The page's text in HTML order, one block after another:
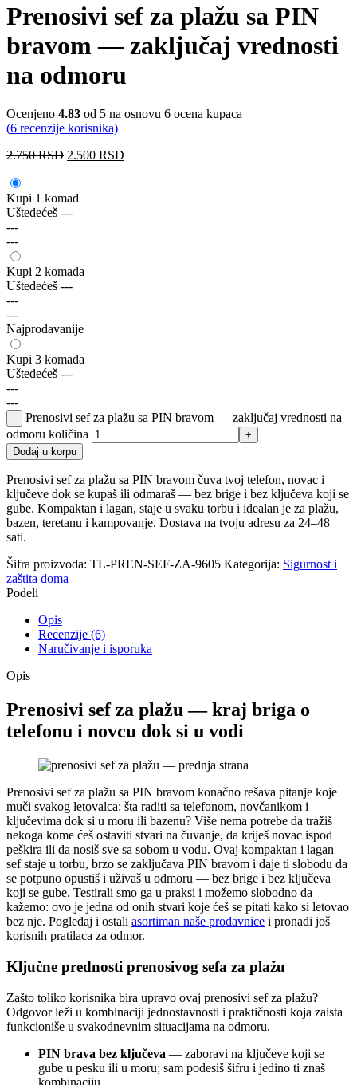
Prenosivi sef za plažu sa PIN
bravom — zaključaj vrednosti
na odmoru
Ocenjeno 4.83 od 5 na osnovu 6 ocena kupaca
(6 recenzije korisnika)
2.750RSD 2.500 RSD
Kupi 1 komad
Uštedećeš ---
---
---
Kupi 2 komada
Uštedećeš ---
---
---
Najprodavanije
Kupi 3 komada
Uštedećeš ---
---
---
Prenosivi sef za plažu sa PIN bravom — zaključaj vrednosti na
odmoru količina
Dodaj u korpu
Prenosivi sef za plažu sa PIN bravom čuva tvoj telefon, novac i
ključeve dok se kupаš ili odmаraš — bez brige i bez ključeva koji se
gube. Kompaktan i lagan, staje u svaku torbu i idealan je za plažu,
bazen, teretanu i kampovanje. Dostava na tvoju adresu za 24–48
sati.
Šifra proizvoda: TL-PREN-SEF-ZA-9605 Kategorija: Sigurnost i
zaštita doma
Podeli
Opis
Recenzije (6)
Naručivanje i isporuka
Opis
Prenosivi sef za plažu — kraj briga o
telefonu i novcu dok si u vodi
Prenosivi sef za plažu sa PIN bravom konačno rešava pitanje koje
muči svakog letovalca: šta raditi sa telefonom, novčanikom i
ključevima dok si u moru ili bazenu? Više nema potrebe da tražiš
nekoga kome ćeš ostaviti stvari na čuvanje, da kriješ novac ispod
peškira ili da nosiš sve sa sobom u vodu. Ovaj kompaktan i lagan
sef staje u torbu, brzo se zaključava PIN bravom i daje ti slobodu da
se potpuno opustiš i uživaš u odmoru — bez brige i bez ključeva
koji se gube. Testirali smo ga u praksi i možemo slobodno da
kažemo: ovo je jedna od onih stvari koje ćeš se pitati kako si letovao
bez nje. Pogledaj i ostali asortiman naše prodavnice i pronađi još
korisnih pratilaca za odmor.
Ključne prednosti prenosivog sefa za plažu
Zašto toliko korisnika bira upravo ovaj prenosivi sef za plažu?
Odgovor leži u kombinaciji jednostavnosti i praktičnosti koja zaista
funkcioniše u svakodnevnim situacijama na odmoru.
PIN brava bez ključeva — zaboravi na ključeve koji se
gube u pesku ili u moru; sam podesiš šifru i jedino ti znaš
kombinaciju.